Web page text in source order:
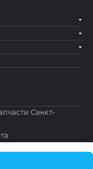
Санкт-